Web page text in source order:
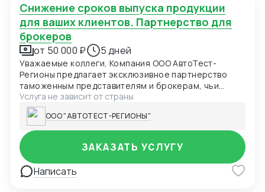
Снижение сроков выпуска продукции
для ваших клиентов. Партнерство для
брокеров
от 50 000 ₽ 5 дней
Уважаемые коллеги, Компания ООО АвтоТест-
Регионы предлагает эксклюзивное партнерство
таможенным представителям и брокерам, чьи
клиенты сталкиваются с задержками из-за
оформления сертификатов ТР ТС. Мы
специализируемся на ускоренном получении
сертификатов соответствия: Казахстан Киргизия
Россия Передавайте нам запросы ваших клиентов
на сертификацию, а мы обеспечим быстрое
решение их задачи. Вы получаете 15-20% от нашей
маржи за каждого привлеченного клиента,
Услуга не зависит от страны
ООО "АВТОТЕСТ-РЕГИОНЫ"
Написать
ЗАКАЗАТЬ УСЛУГУ